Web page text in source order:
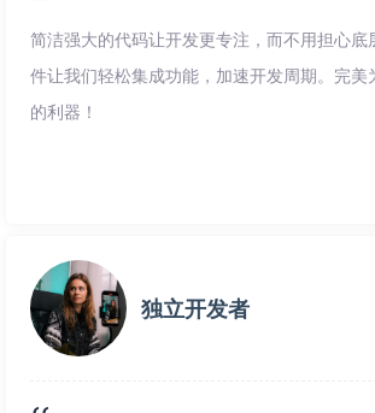
简洁强大的代码让开发更专注，而不用担心底
件让我们轻松集成功能，加速开发周期。完美
的利器！
独立开发者